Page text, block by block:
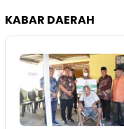
KABAR DAERAH